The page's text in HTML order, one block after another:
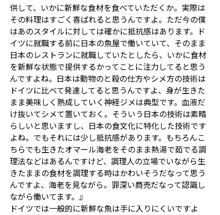
供して、いかに新鮮な食材を食べていただくか。実際は
その料理はすごく喜ばれると思うんですよ。ただ今の僕
はあのスタイルに対しては確かに抵抗感はあります。ド
イツに就職する前に日本の魚屋で働いていて、そのまま
日本のレストランに就職していたとしたら、いかに食材
を新鮮な状態で提供するかってことに注力してると思う
んですよね。日本は動物のと殺の仕方やシメ方の技術は
ドイツに比べて発達してると思うんですよ、身が生きた
まま美味しく熟成していく神経ジメは典型です。血液だ
け抜いてシメて置いておく。そういう日本の技術は素晴
らしいと思いますし、日本の食文化に特化した技術です
よね。でもそれには少し抵抗感があります。もちろんこ
ちらでも生きたオマール海老をそのまま熱湯で茹でる調
理法などはあるんですけど、調理人の立場でいながら生
きたままの食材を調理する時はかわいそうだなって思う
んですよ、海老を見ながら。罪深い商売だなって認識し
ながら働いてます。』
ドイツでは一般的に新鮮な魚は手に入りにくいですよ